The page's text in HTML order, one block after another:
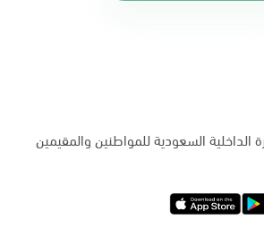
السعودية للمواطنين والمقيمين